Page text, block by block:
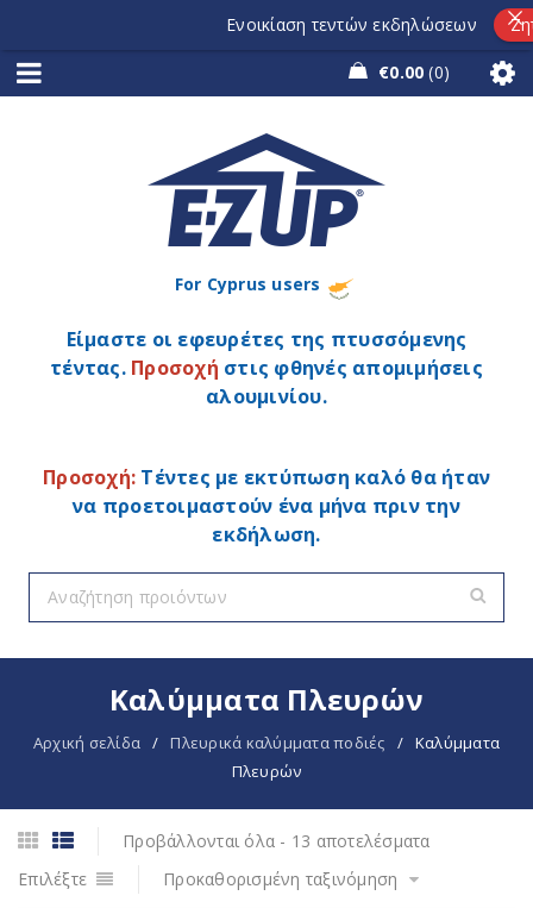
€0.00 0
For Cyprus users
Είμαστε οι εφευρέτες της πτυσσόμενης
τέντας. Προσοχή στις φθηνές απομιμήσεις
αλουμινίου.
Προσοχή: Τέντες με εκτύπωση καλό θα ήταν
να προετοιμαστούν ένα μήνα πριν την
εκδήλωση.
Καλύμματα Πλευρών
Αρχική σελίδα / Πλευρικά καλύμματα ποδιές / Καλύμματα
Πλευρών
Προβάλλονται όλα - 13 αποτελέσματα
Επιλέξτε
Προκαθορισμένη ταξινόμηση
Ενοικίαση τεντών εκδηλώσεων